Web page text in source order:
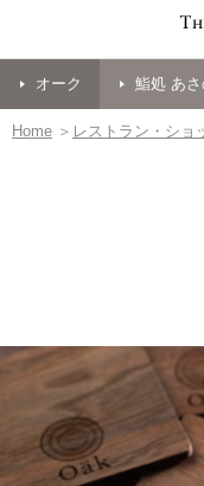
オーク 鮨処 あさ
Home ＞ レストラン・ショ